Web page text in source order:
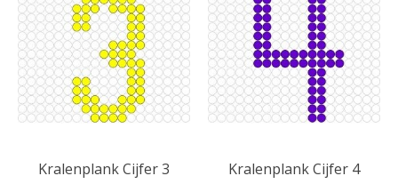
Kralenplank Cijfer 3
Kralenplank Cijfer 4